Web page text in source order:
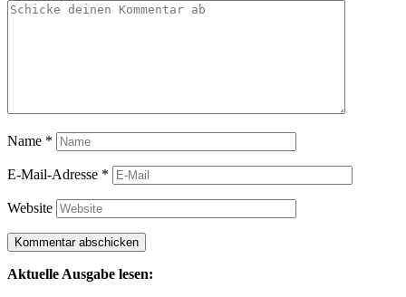
Name *
E-Mail-Adresse *
Website
Aktuelle Ausgabe lesen: